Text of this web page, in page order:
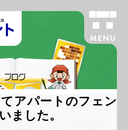
MENU
ブログ
アパートのフェン
ました。